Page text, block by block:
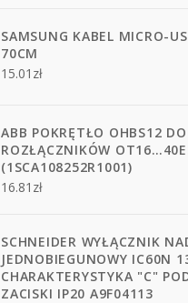
SAMSUNG KABEL MICRO-
70CM
15.01 zł
ABB POKRĘTŁO OHBS12 DO
ROZŁĄCZNIKÓW
(1SCA108252R1001)
16.81 zł
SCHNEIDER WYŁĄCZNIK
JEDNOBIEGUNOWY IC60N
CHARAKTERYSTYKA "C"
ZACISKI IP20 A9F04113